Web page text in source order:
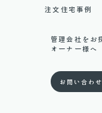
注文住宅事例
管理会社をお
オーナー様へ
お問い合わ